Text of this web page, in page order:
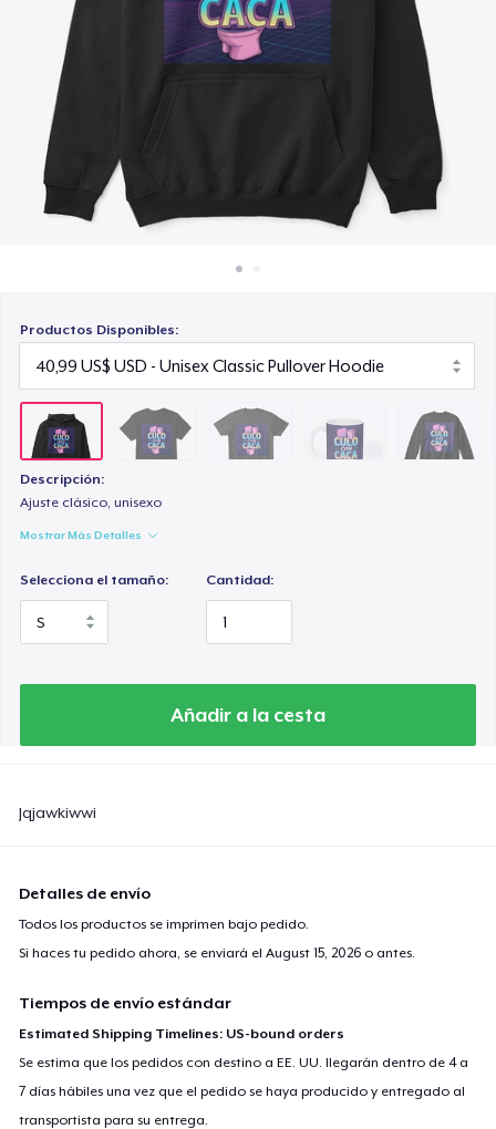
Venda en todas partes
Productos Disponibles:
Descripción:
Ajuste clásico, unisexo
Mostrar Más Detalles
Selecciona el tamaño: Cantidad:
Añadir a la cesta
Jqjawkiwwi
Detalles de envío
Todos los productos se imprimen bajo pedido.
Si haces tu pedido ahora, se enviará elAugust 15, 2026 o antes.
Tiempos de envío estándar
Estimated Shipping Timelines: US-bound orders
Se estima que los pedidos con destino a EE. UU. llegarán dentro de 4 a
7 días hábiles una vez que el pedido se haya producido y entregado al
transportista para su entrega.
Unisex Classic Crewneck Sweatshirt
32,99 US$